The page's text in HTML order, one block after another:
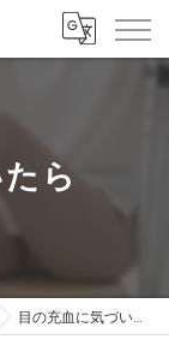
ら
目の充血に気づいたら